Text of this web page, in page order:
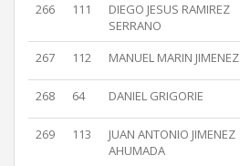
266 111
DIEGO JESUS RAMIREZ
SERRANO
267 112 MANUEL MARIN JIMENEZ
268 64 DANIEL GRIGORIE
269 113
JUAN ANTONIO JIMENEZ
AHUMADA